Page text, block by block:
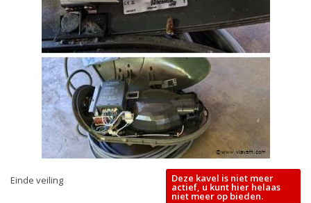
Einde veiling Deze kavel is niet meer
actief, u kunt hier helaas
niet meer op bieden.